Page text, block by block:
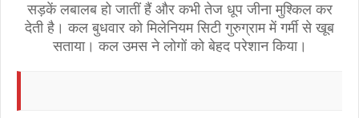
सड़कें लबालब हो जातीं हैं और कभी तेज धूप जीना मुश्किल कर
देती है। कल बुधवार को मिलेनियम सिटी गुरुग्राम में गर्मी से खूब
सताया। कल उमस ने लोगों को बेहद परेशान किया।